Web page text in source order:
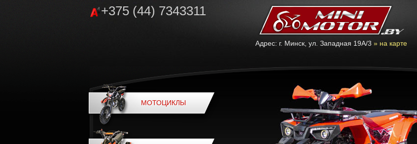
+375 (44) 7343311
Адрес: г. Минск, ул. Западная 19А/3 » на карте
МОТОЦИКЛЫ